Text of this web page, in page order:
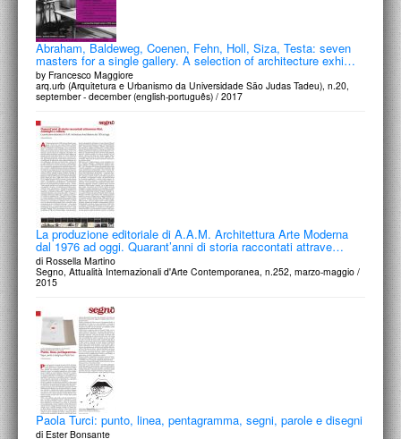
Abraham, Baldeweg, Coenen, Fehn, Holl, Siza, Testa: seven
masters for a single gallery. A selection of architecture exhi…
by Francesco Maggiore
arq.urb (Arquitetura e Urbanismo da Universidade São Judas Tadeu), n.20,
september - december (english-português) / 2017
La produzione editoriale di A.A.M. Architettura Arte Moderna
dal 1976 ad oggi. Quarant’anni di storia raccontati attrave…
di Rossella Martino
Segno, Attualità Internazionali d'Arte Contemporanea, n.252, marzo-maggio /
2015
Paola Turci: punto, linea, pentagramma, segni, parole e disegni
di Ester Bonsante